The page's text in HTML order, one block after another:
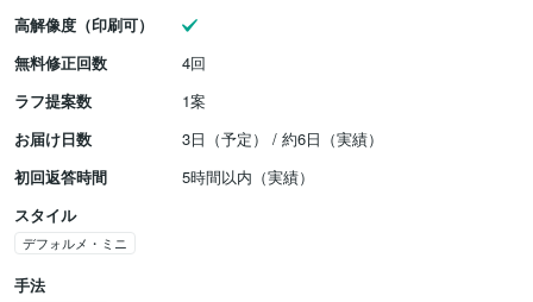
高解像度（印刷可）
無料修正回数
4回
ラフ提案数
1案
お届け日数
3日（予定） / 約6日（実績）
初回返答時間
5時間以内（実績）
スタイル
デフォルメ・ミニ
手法